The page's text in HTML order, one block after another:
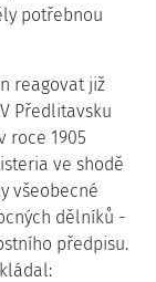
potřebnou
reagovat již
Předlitavsku
roce 1905
ve shodě
všeobecné
dělníků -
předpisu.